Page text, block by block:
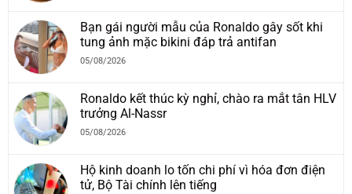
Bạn gái người mẫu của Ronaldo gây sốt khi
tung ảnh mặc bikini đáp trả antifan
05/08/2026
Ronaldo kết thúc kỳ nghỉ, chào ra mắt tân HLV
trưởng Al-Nassr
05/08/2026
Hộ kinh doanh lo tốn chi phí vì hóa đơn điện
tử, Bộ Tài chính lên tiếng